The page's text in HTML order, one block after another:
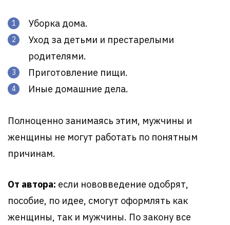
Уборка дома.
Уход за детьми и престарелыми
родителями.
Приготовление пищи.
Иные домашние дела.
Полноценно занимаясь этим, мужчины и
женщины не могут работать по понятным
причинам.
От автора: если нововведение одобрят,
пособие, по идее, смогут оформлять как
женщины, так и мужчины. По закону все